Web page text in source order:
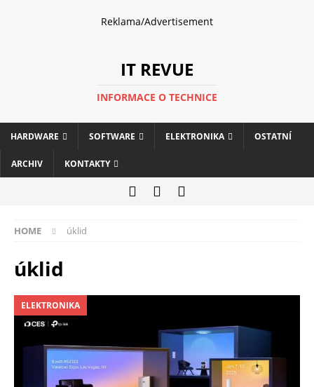
Reklama/Advertisement
IT REVUE
INFORMACE O TECHNICE
HARDWARE SOFTWARE ELEKTRONIKA OSTATNÍ
ARCHIV KONTAKTY
HOME úklid
úklid
ELEKTRONIKA